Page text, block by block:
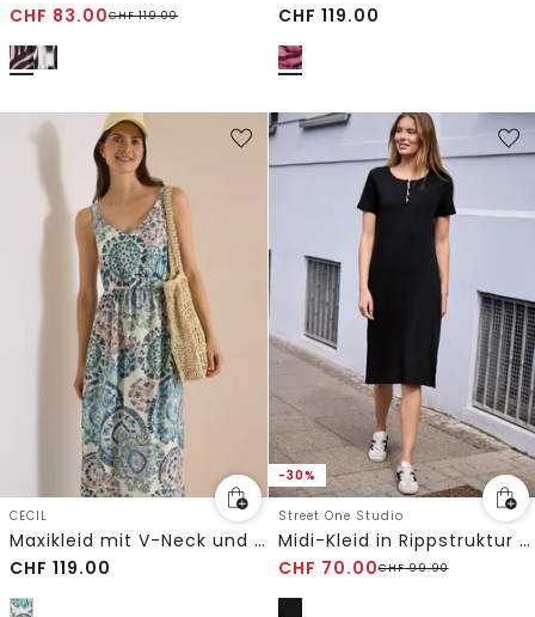
CHF 83.00CHF119.00
CHF 119.00
CECIL
Maxikleid mit V-Neck und Print
CHF 119.00
-30%
Street One Studio
Midi-Kleid in Rippstruktur mit Rundhals
CHF 70.00CHF99.90